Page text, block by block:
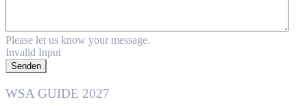
Please let us know your message.
Invalid Input
Senden
WSA GUIDE 2027